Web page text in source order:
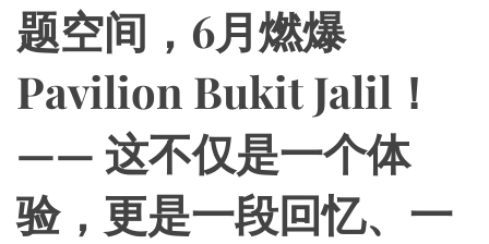
题空间，6月燃爆
Pavilion Bukit Jalil！
—— 这不仅是一个体
验，更是一段回忆、一